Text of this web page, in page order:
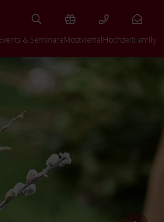
& SeminareMostviertelHochzeitFamily